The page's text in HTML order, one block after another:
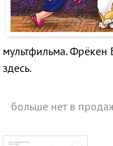
мультфильма.
здесь.
больше нет в